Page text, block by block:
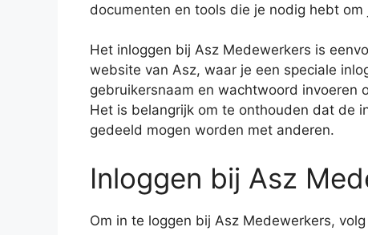
documenten en tools die je nodig hebt
Het inloggen bij Asz Medewerkers is
website van Asz, waar je een speciale
gebruikersnaam en wachtwoord invoeren
Het is belangrijk om te onthouden dat de
gedeeld mogen worden met anderen.
Inloggen bij Asz
Om in te loggen bij Asz Medewerkers,